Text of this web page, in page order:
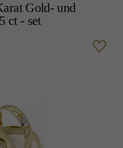
Gold- und
ct - set